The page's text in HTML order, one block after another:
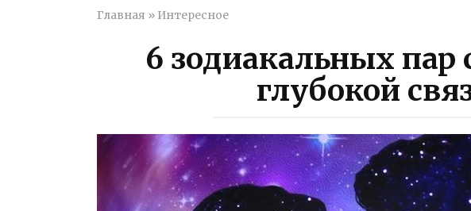
Главная » Интересное
6 зодиакальных пар
глубокой